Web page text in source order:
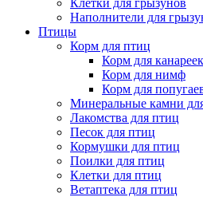
Клетки для грызунов
Наполнители для
Птицы
Корм для птиц
Корм для канареек
Корм для нимф
Корм для
Минеральные камни
Лакомства для птиц
Песок для птиц
Кормушки для птиц
Поилки для птиц
Клетки для птиц
Ветаптека для птиц